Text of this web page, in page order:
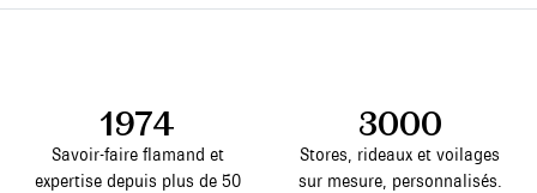
1974
Savoir-faire flamand et
expertise depuis plus de 50
3000
Stores, rideaux et voilages
sur mesure, personnalisés.